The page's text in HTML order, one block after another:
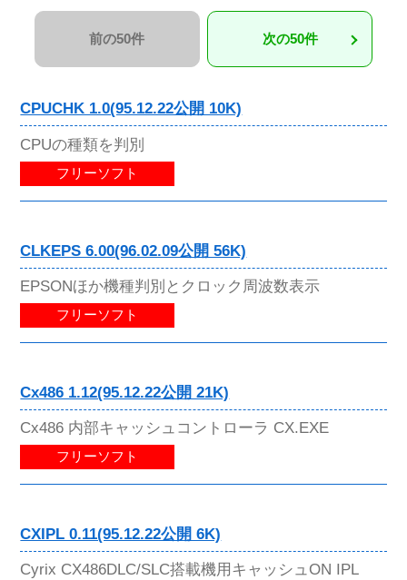
前の50件 次の50件
CPUCHK 1.0(95.12.22公開 10K)
CPUの種類を判別
フリーソフト
CLKEPS 6.00(96.02.09公開 56K)
EPSONほか機種判別とクロック周波数表示
フリーソフト
Cx486 1.12(95.12.22公開 21K)
Cx486 内部キャッシュコントローラ CX.EXE
フリーソフト
CXIPL 0.11(95.12.22公開 6K)
Cyrix CX486DLC/SLC搭載機用キャッシュON IPL